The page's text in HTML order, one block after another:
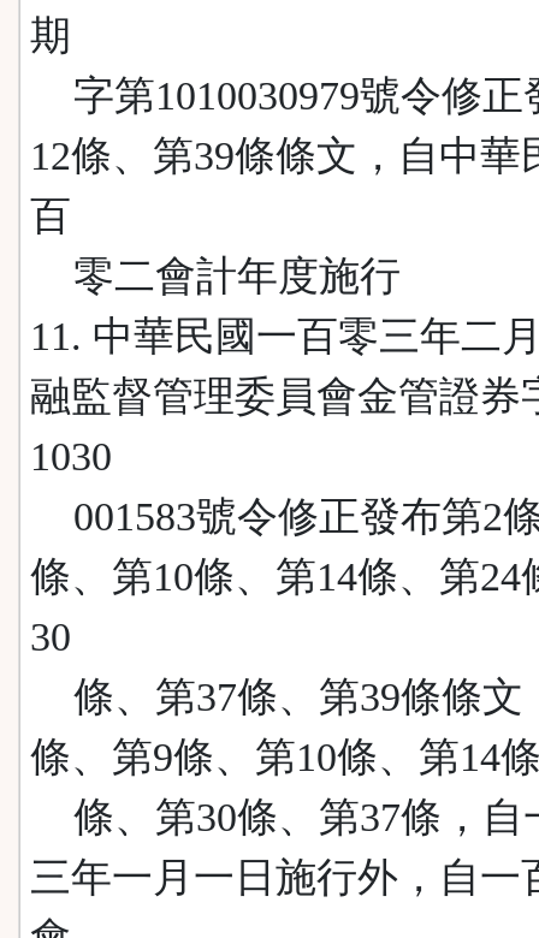
期
字第1010030979號令修正
12條、第39條條文，自中華
百
零二會計年度施行
11. 中華民國一百零三年二
融監督管理委員會金管證券
1030
001583號令修正發布第2
條、第10條、第14條、第24
30
條、第37條、第39條條文
條、第9條、第10條、第14
條、第30條、第37條，自
三年一月一日施行外，自一